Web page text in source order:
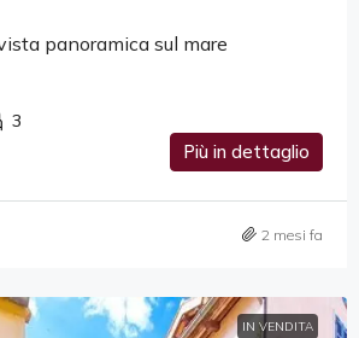
panoramica sul mare
3
Più in dettaglio
2 mesi fa
IN VENDITA